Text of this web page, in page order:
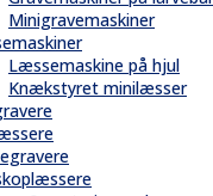
Minigravemaskiner
Læssemaskine på hjul
Knækstyret minilæsser